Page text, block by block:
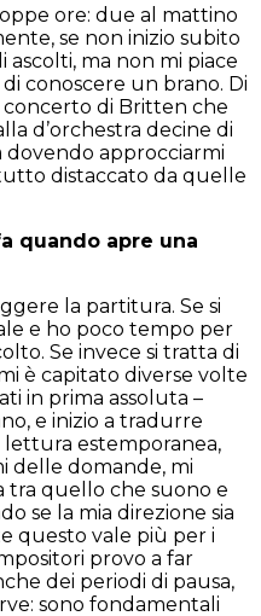
ore: due al mattino
se non inizio subito
ascolti, ma non mi piace
conoscere un brano. Di
di Britten che
d’orchestra decine di
dovendo approcciarmi
distaccato da quelle
quando apre una
la partitura. Se si
e ho poco tempo per
Se invece si tratta di
è capitato diverse volte
in prima assoluta –
e inizio a tradurre
estemporanea,
delle domande, mi
tra quello che suono e
se la mia direzione sia
questo vale più per i
provo a far
dei periodi di pausa,
sono fondamentali